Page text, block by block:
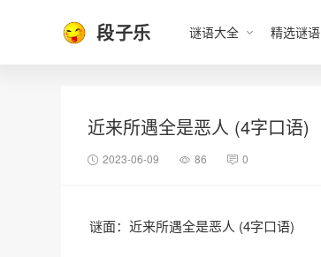
段子乐 谜语大全 精选谜语
近来所遇全是恶人 (4字口语)
2023-06-09 86 0
谜面：近来所遇全是恶人 (4字口语)